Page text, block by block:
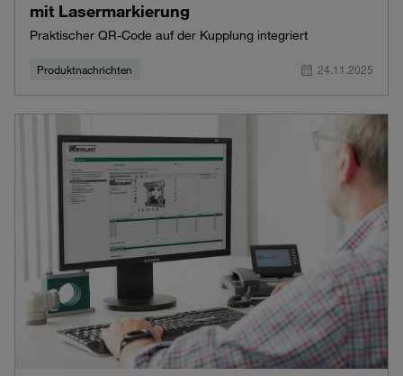
mit Lasermarkierung
Praktischer QR-Code auf der Kupplung integriert
Produktnachrichten 24.11.2025